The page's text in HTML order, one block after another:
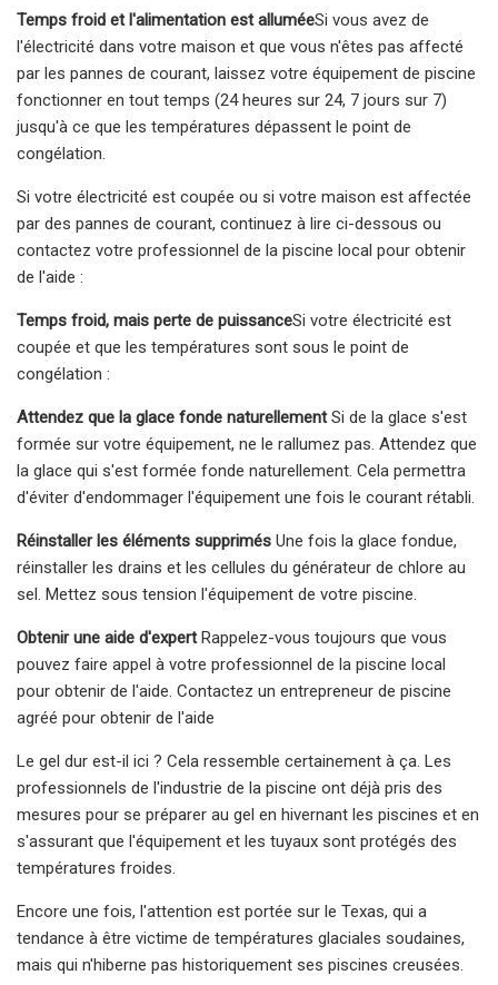
Temps froid et l'alimentation est alluméeSi vous avez de
l'électricité dans votre maison et que vous n'êtes pas affecté
par les pannes de courant, laissez votre équipement de piscine
fonctionner en tout temps (24 heures sur 24, 7 jours sur 7)
jusqu'à ce que les températures dépassent le point de
congélation.
Si votre électricité est coupée ou si votre maison est affectée
par des pannes de courant, continuez à lire ci-dessous ou
contactez votre professionnel de la piscine local pour obtenir
de l'aide :
Temps froid, mais perte de puissanceSi votre électricité est
coupée et que les températures sont sous le point de
congélation :
Attendez que la glace fonde naturellementSi de la glace s'est
formée sur votre équipement, ne le rallumez pas. Attendez que
la glace qui s'est formée fonde naturellement. Cela permettra
d'éviter d'endommager l'équipement une fois le courant rétabli.
Réinstaller les éléments supprimés Une fois la glace fondue,
réinstaller les drains et les cellules du générateur de chlore au
sel. Mettez sous tension l'équipement de votre piscine.
Obtenir une aide d'expertRappelez-vous toujours que vous
pouvez faire appel à votre professionnel de la piscine local
pour obtenir de l'aide. Contactez un entrepreneur de piscine
agréé pour obtenir de l'aide
Le gel dur est-il ici ? Cela ressemble certainement à ça. Les
professionnels de l'industrie de la piscine ont déjà pris des
mesures pour se préparer au gel en hivernant les piscines et en
s'assurant que l'équipement et les tuyaux sont protégés des
températures froides.
Encore une fois, l'attention est portée sur le Texas, qui a
tendance à être victime de températures glaciales soudaines,
mais qui n'hiberne pas historiquement ses piscines creusées.